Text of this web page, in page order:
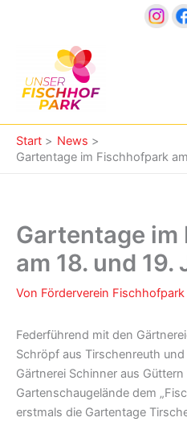
Start
News
Gartentage im Fischhofpark
Gartentage
am 18. und 19.
Von Förderverein Fischhofpark
Federführend mit den
Schröpf aus Tirschenreuth
Gärtnerei Schinner aus
Gartenschaugelände dem
erstmals die Gartentage